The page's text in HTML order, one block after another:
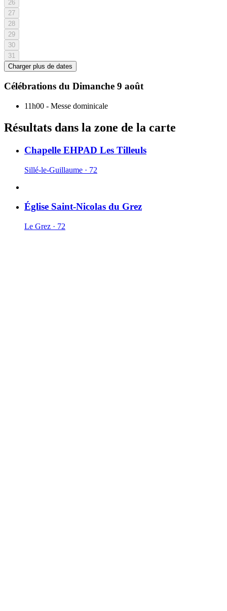
26
27
28
29
30
31
Charger plus de dates
Célébrations du Dimanche 9 août
11h00 - Messe dominicale
Résultats dans la zone de la carte
Chapelle EHPAD Les Tilleuls
Sillé-le-Guillaume · 72
Église Saint-Nicolas du Grez
Le Grez · 72